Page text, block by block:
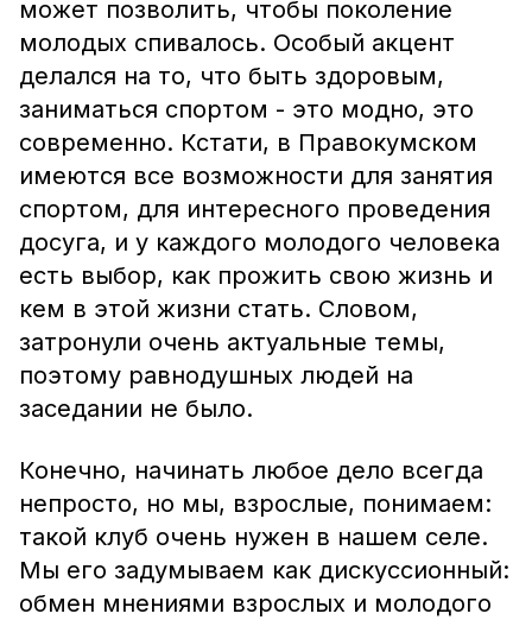
может позволить, чтобы поколение
молодых спивалось. Особый акцент
делался на то, что быть здоровым,
заниматься спортом - это модно, это
современно. Кстати, в Правокумском
имеются все возможности для занятия
спортом, для интересного проведения
досуга, и у каждого молодого человека
есть выбор, как прожить свою жизнь и
кем в этой жизни стать. Словом,
затронули очень актуальные темы,
поэтому равнодушных людей на
заседании не было.
Конечно, начинать любое дело всегда
непросто, но мы, взрослые, понимаем:
такой клуб очень нужен в нашем селе.
Мы его задумываем как дискуссионный:
обмен мнениями взрослых и молодого